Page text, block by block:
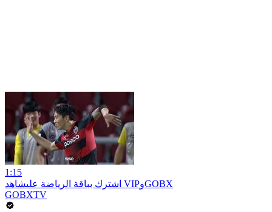
1:15
اشترك بباقة الرياضة علىشاهد VIPوGOBX
GOBXTV